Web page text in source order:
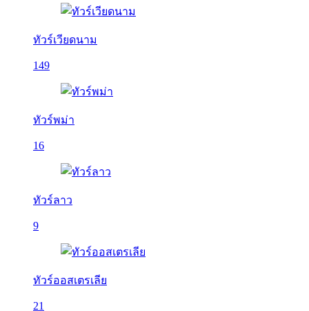
ทัวร์เวียดนาม
149
ทัวร์พม่า
16
ทัวร์ลาว
9
ทัวร์ออสเตรเลีย
21